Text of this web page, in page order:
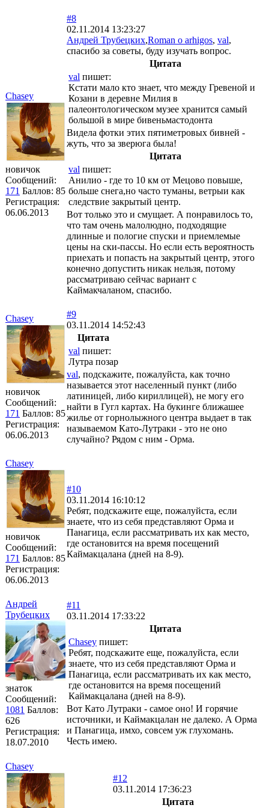
Chasey
новичок
Сообщений:
171 Баллов: 85
Регистрация:
06.06.2013
#8
02.11.2014 13:23:27
Андрей Трубецких,Roman o arhigos, val,
спасибо за советы, буду изучать вопрос.
Цитата
val пишет:
Кстати мало кто знает, что между Гревеной и
Козани в деревне Милия в
палеонтологическом музее хранится самый
большой в мире бивеньмастодонта
Видела фотки этих пятиметровых бивней -
жуть, что за зверюга была!
Цитата
val пишет:
Анилио - где то 10 км от Мецово повыше,
больше снега,но часто туманы, ветрыи как
следствие закрытый центр.
Вот только это и смущает. А понравилось то,
что там очень малолюдно, подходящие
длинные и пологие спуски и приемлемые
цены на ски-пассы. Но если есть вероятность
приехать и попасть на закрытый центр, этого
конечно допустить никак нельзя, потому
рассматриваю сейчас вариант с
Каймакчаланом, спасибо.
Chasey
новичок
Сообщений:
171 Баллов: 85
Регистрация:
06.06.2013
#9
03.11.2014 14:52:43
Цитата
val пишет:
Лутра позар
val, подскажите, пожалуйста, как точно
называется этот населенный пункт (либо
латиницей, либо кириллицей), не могу его
найти в Гугл картах. На букинге ближашее
жилье от горнолыжного центра выдает в так
называемом Като-Лутраки - это не оно
случайно? Рядом с ним - Орма.
Chasey
новичок
Сообщений:
171 Баллов: 85
Регистрация:
06.06.2013
#10
03.11.2014 16:10:12
Ребят, подскажите еще, пожалуйста, если
знаете, что из себя представляют Орма и
Панагица, если рассматривать их как место,
где остановится на время посещений
Каймакцалана (дней на 8-9).
Андрей
Трубецких
знаток
Сообщений:
1081 Баллов:
626
Регистрация:
18.07.2010
#11
03.11.2014 17:33:22
Цитата
Chasey пишет:
Ребят, подскажите еще, пожалуйста, если
знаете, что из себя представляют Орма и
Панагица, если рассматривать их как место,
где остановится на время посещений
Каймакцалана (дней на 8-9).
Вот Като Лутраки - самое оно! И горячие
источники, и Каймакцалан не далеко. А Орма
и Панагица, имхо, совсем уж глухомань.
Честь имею.
Chasey
#12
03.11.2014 17:36:23
Цитата